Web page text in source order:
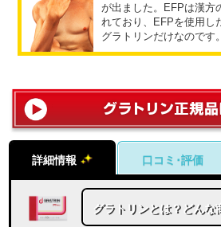
が出ました。EFPは漢方
れており、EFPを使用し
グラトリンだけなのです。
詳細情報 口コミ･評価
グラトリンとは？どんな